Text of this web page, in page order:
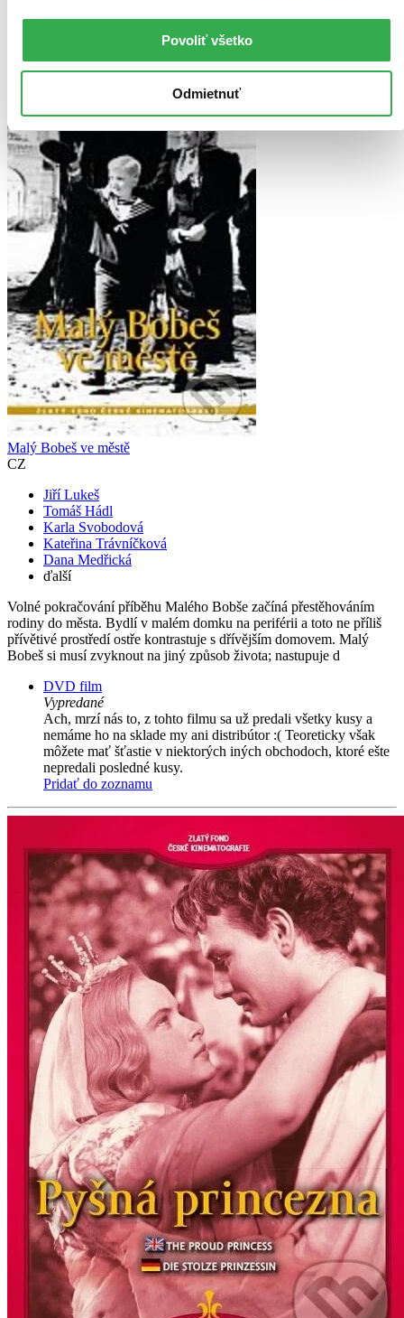
Povoliť všetko
Odmietnuť
Malý Bobeš ve městě
CZ
Jiří Lukeš
Tomáš Hádl
Karla Svobodová
Kateřina Trávníčková
Dana Medřická
ďalší
Volné pokračování příběhu Malého Bobše začíná přestěhováním
rodiny do města. Bydlí v malém domku na periférii a toto ne příliš
přívětivé prostředí ostře kontrastuje s dřívějším domovem. Malý
Bobeš si musí zvyknout na jiný způsob života; nastupuje d
DVD film
Vypredané
Ach, mrzí nás to, z tohto filmu sa už predali všetky kusy a
nemáme ho na sklade my ani distribútor :( Teoreticky však
môžete mať šťastie v niektorých iných obchodoch, ktoré ešte
nepredali posledné kusy.
Pridať do zoznamu